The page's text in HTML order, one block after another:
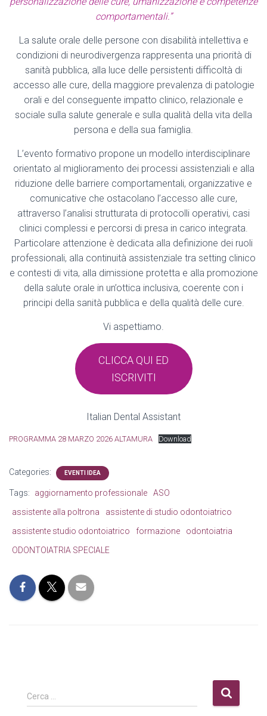
comportamentali.”
La salute orale delle persone con disabilità intellettiva e
condizioni di neurodivergenza rappresenta una priorità di
sanità pubblica, alla luce delle persistenti difficoltà di
accesso alle cure, della maggiore prevalenza di patologie
orali e del conseguente impatto clinico, relazionale e
sociale sulla salute generale e sulla qualità della vita della
persona e della sua famiglia.
L’evento formativo propone un modello interdisciplinare
orientato al miglioramento dei processi assistenziali e alla
riduzione delle barriere comportamentali, organizzative e
comunicative che ostacolano l’accesso alle cure,
attraverso l’analisi strutturata di protocolli operativi, casi
clinici complessi e percorsi di presa in carico integrata.
Particolare attenzione è dedicata alla definizione dei ruoli
professionali, alla continuità assistenziale tra setting clinico
e contesti di vita, alla dimissione protetta e alla promozione
della salute orale in un’ottica inclusiva, coerente con i
principi della sanità pubblica e della qualità delle cure.
Vi aspettiamo.
CLICCA QUI ED
ISCRIVITI
Italian Dental Assistant
PROGRAMMA 28 MARZO 2026 ALTAMURA Download
Categories: EVENTI IDEA
Tags: aggiornamento professionale
ASO
assistente alla poltrona
assistente di studio odontoiatrico
assistente studio odontoiatrico
formazione
odontoiatria
ODONTOIATRIA SPECIALE
R
i
Cerca …